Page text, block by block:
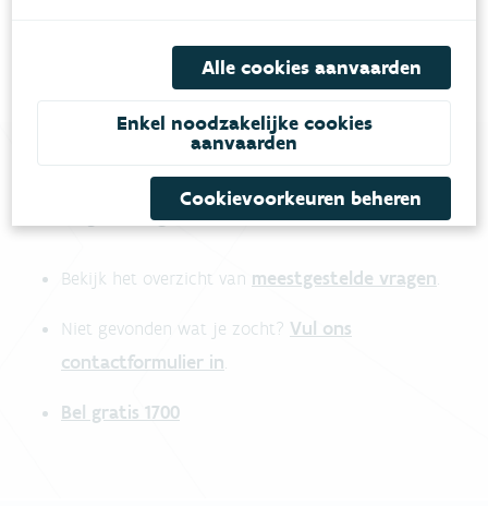
Heb je vragen?
Bekijk het overzicht van meestgestelde vragen.
Niet gevonden wat je zocht? Vul ons
contactformulier in.
Bel gratis 1700
Alle cookies aanvaarden
Enkel noodzakelijke cookies
aanvaarden
Cookievoorkeuren beheren